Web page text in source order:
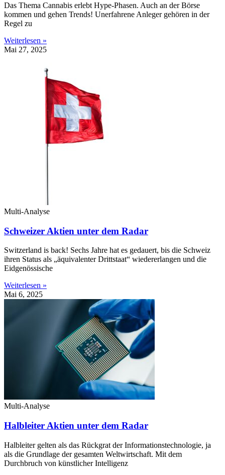
Das Thema Cannabis erlebt Hype-Phasen. Auch an der Börse
kommen und gehen Trends! Unerfahrene Anleger gehören in der
Regel zu
Weiterlesen »
Mai 27, 2025
Multi-Analyse
Schweizer Aktien unter dem Radar
Switzerland is back! Sechs Jahre hat es gedauert, bis die Schweiz
ihren Status als „äquivalenter Drittstaat“ wiedererlangen und die
Eidgenössische
Weiterlesen »
Mai 6, 2025
Multi-Analyse
Halbleiter Aktien unter dem Radar
Halbleiter gelten als das Rückgrat der Informationstechnologie, ja
als die Grundlage der gesamten Weltwirtschaft. Mit dem
Durchbruch von künstlicher Intelligenz